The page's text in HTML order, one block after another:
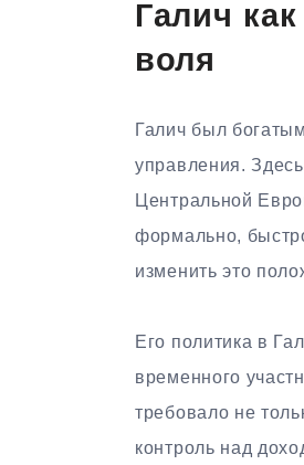
Галич
воля
Галич был
управления.
Центральной
формально,
изменить это
Его политика в
временного
требовало не
контроль над